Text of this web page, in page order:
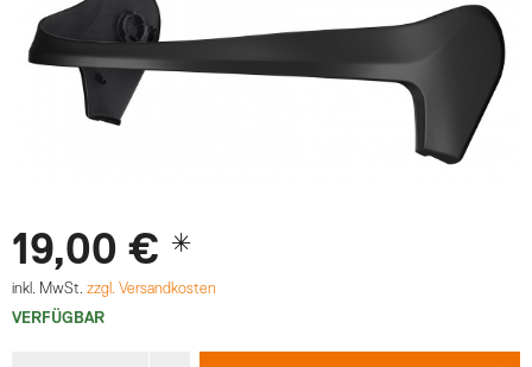
19,00 € *
inkl. MwSt. zzgl. Versandkosten
VERFÜGBAR